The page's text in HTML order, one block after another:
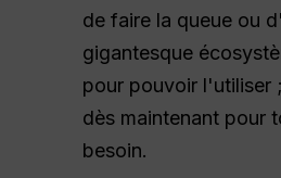
de faire la queue ou
gigantesque
pour pouvoir l'utiliser
dès maintenant pour
besoin.